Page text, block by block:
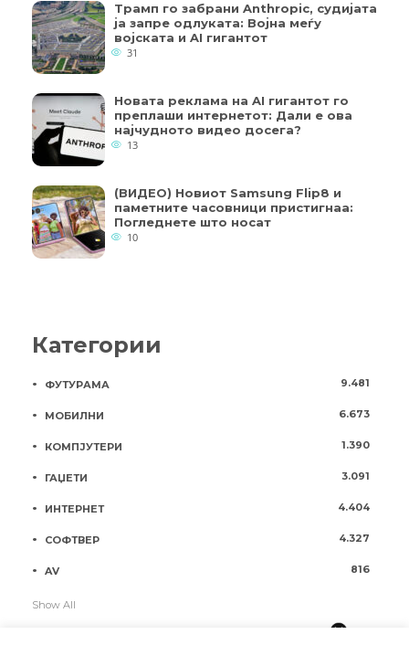
Трамп го забрани Anthropic, судијата
ја запре одлуката: Војна меѓу
војската и AI гигантот
31
Новата реклама на AI гигантот го
преплаши интернетот: Дали е ова
најчудното видео досега?
13
(ВИДЕО) Новиот Samsung Flip8 и
паметните часовници пристигнаа:
Погледнете што носат
10
Категории
ФУТУРАМА 9.481
МОБИЛНИ 6.673
КОМПЈУТЕРИ 1.390
ГАЏЕТИ 3.091
ИНТЕРНЕТ 4.404
СОФТВЕР 4.327
AV 816
Show All